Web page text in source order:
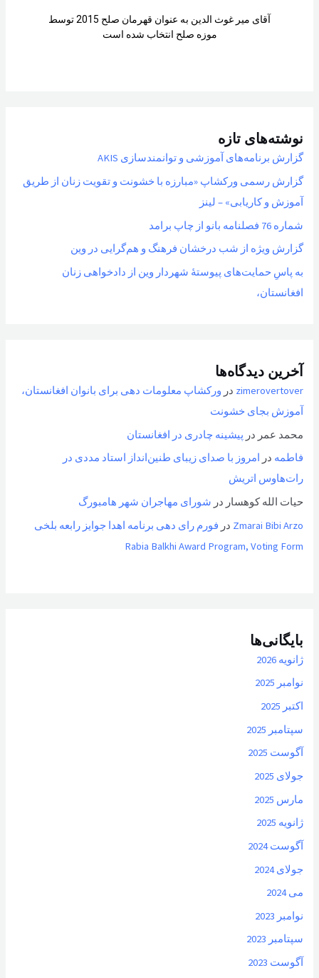
آقای میر غوث الدین به عنوان قهرمان صلح 2015 توسط
موزه صلح انتخاب شده است
نوشته‌های تازه
گزارش برنامه‌های آموزشی و توانمندسازی AKIS
گزارش رسمی ورکشاپ «مبارزه با خشونت و تقویت زنان از طریق
آموزش و کاریابی» – لینز
شماره 76 فصلنامه بانو از چاپ برامد
گزارش ویژه از شب درخشان فرهنگ و هم‌گرایی در وین
به پاسِ حمایت‌های پیوستهٔ شهردار وین از دادخواهی زنان
افغانستان،
آخرین دیدگاه‌ها
zimerovertover در ورکشاپ معلومات دهی برای بانوان افغانستان،
آموزش بجای خشونت
محمد عمر در پیشینه چادری در افغانستان
فاطمه در
امروز با صدای زیبای طنین‌انداز استاد مددی در
رات‌هاوس اتریش
حیات الله کوهسار در شورای مهاجران شهر هامبورگ
Zmarai Bibi Arzo در فورم رای دهی برنامه اهدا جوایز رابعه بلخی
Rabia Balkhi Award Program, Voting Form
بایگانی‌ها
ژانویه 2026
نوامبر 2025
اکتبر 2025
سپتامبر 2025
آگوست 2025
جولای 2025
مارس 2025
ژانویه 2025
آگوست 2024
جولای 2024
می 2024
نوامبر 2023
سپتامبر 2023
آگوست 2023